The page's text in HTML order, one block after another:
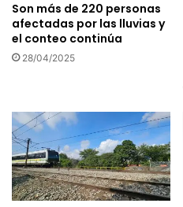
Son más de 220 personas
afectadas por las lluvias y
el conteo continúa
28/04/2025